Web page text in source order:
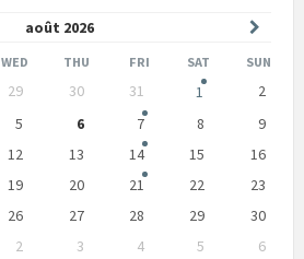
août 2026
WED THU FRI SAT SUN
29 30 31 1
2
5 6 7 8
9
12 13 14 15
16
19 20 21 22
23
26 27 28 29
30
2 3 4 5
6